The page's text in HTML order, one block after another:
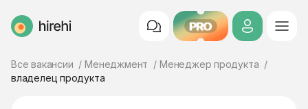
HireHi PRO
Все вакансии Менеджмент
Менеджер продукта
владелец продукта